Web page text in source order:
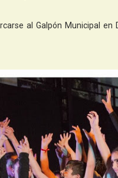
al Galpón Municipal